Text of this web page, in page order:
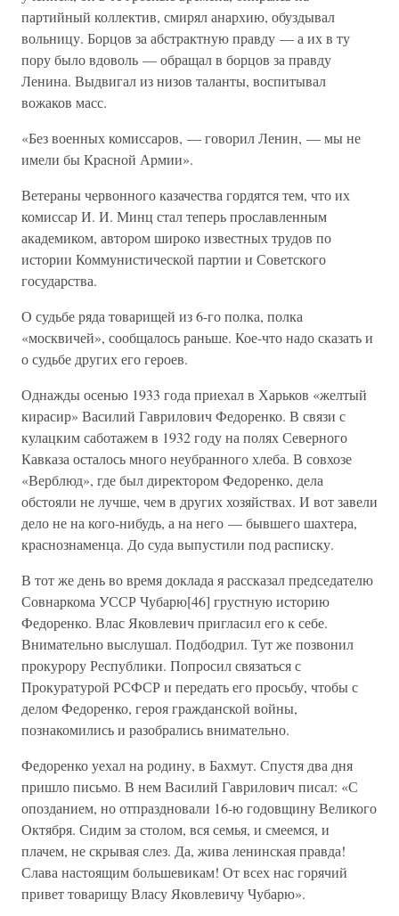
партийный коллектив, смирял анархию, обуздывал
вольницу. Борцов за абстрактную правду — а их в ту
пору было вдоволь — обращал в борцов за правду
Ленина. Выдвигал из низов таланты, воспитывал
вожаков масс.
«Без военных комиссаров, — говорил Ленин, — мы не
имели бы Красной Армии».
Ветераны червонного казачества гордятся тем, что их
комиссар И. И. Минц стал теперь прославленным
академиком, автором широко известных трудов по
истории Коммунистической партии и Советского
государства.
О судьбе ряда товарищей из 6-го полка, полка
«москвичей», сообщалось раньше. Кое-что надо сказать и
о судьбе других его героев.
Однажды осенью 1933 года приехал в Харьков «желтый
кирасир» Василий Гаврилович Федоренко. В связи с
кулацким саботажем в 1932 году на полях Северного
Кавказа осталось много неубранного хлеба. В совхозе
«Верблюд», где был директором Федоренко, дела
обстояли не лучше, чем в других хозяйствах. И вот завели
дело не на кого-нибудь, а на него — бывшего шахтера,
краснознаменца. До суда выпустили под расписку.
В тот же день во время доклада я рассказал председателю
Совнаркома УССР Чубарю[46] грустную историю
Федоренко. Влас Яковлевич пригласил его к себе.
Внимательно выслушал. Подбодрил. Тут же позвонил
прокурору Республики. Попросил связаться с
Прокуратурой РСФСР и передать его просьбу, чтобы с
делом Федоренко, героя гражданской войны,
познакомились и разобрались внимательно.
Федоренко уехал на родину, в Бахмут. Спустя два дня
пришло письмо. В нем Василий Гаврилович писал: «С
опозданием, но отпраздновали 16-ю годовщину Великого
Октября. Сидим за столом, вся семья, и смеемся, и
плачем, не скрывая слез. Да, жива ленинская правда!
Слава настоящим большевикам! От всех нас горячий
привет товарищу Власу Яковлевичу Чубарю».